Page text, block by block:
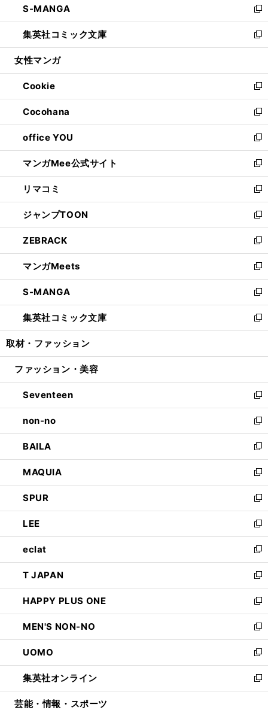
く
で
開
く
ド
ウ
で
開
ィ
ン
ド
ウ
開
く
い
ウ
ィ
ン
ウ
で
開
く
S-MANGA
新
し
い
ウ
ン
ド
ウ
で
開
く
集英社コミック文庫
新
し
ウ
ィ
ン
ド
ウ
で
開
く
女性マンガ
Cookie
新
し
い
ウ
ィ
ン
ド
ウ
で
開
く
Cocohana
新
し
い
ウ
ィ
ン
ド
ウ
で
開
く
office YOU
新
し
い
ウ
ィ
ン
ド
ウ
で
開
く
マンガMee公式サイト
新
し
い
ウ
ィ
ン
ド
ウ
で
開
く
リマコミ
新
し
い
ウ
ィ
ン
ド
ウ
で
開
く
ジャンプTOON
新
し
い
ウ
ィ
ン
ド
ウ
で
開
ZEBRACK
新
し
い
ウ
ィ
ン
ド
ウ
開
マンガMeets
新
し
い
ウ
ィ
ン
ウ
開
く
S-MANGA
新
し
い
ウ
ン
ウ
で
開
く
集英社コミック文庫
新
し
ウ
ン
ド
ウ
で
開
く
取材・ファッション
ファッション・美容
Seventeen
新
し
い
ウ
ィ
ン
ド
ウ
で
開
く
non-no
新
し
い
ウ
ィ
ン
ド
ウ
で
開
く
BAILA
新
し
い
ウ
ィ
ン
ド
ウ
で
開
く
MAQUIA
新
し
い
ウ
ィ
ン
ド
ウ
で
開
く
SPUR
新
し
い
ウ
ィ
ン
ド
ウ
で
開
く
LEE
新
し
い
ウ
ィ
ン
ド
ウ
で
開
く
eclat
新
し
い
ウ
ィ
ン
ド
ウ
で
開
く
T JAPAN
新
し
い
ウ
ィ
ン
ド
ウ
で
開
HAPPY PLUS ONE
新
し
い
ウ
ィ
ン
ド
ウ
MEN'S NON-NO
新
し
い
ウ
ィ
ン
UOMO
新
し
い
ウ
集英社オンライン
新
し
芸能・情報・スポーツ